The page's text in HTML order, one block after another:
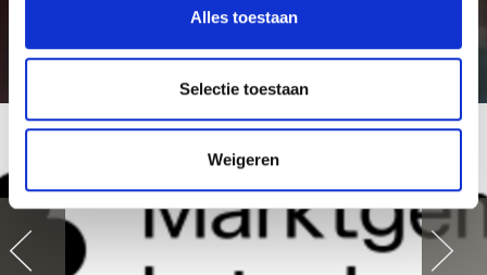
Alles toestaan
Selectie toestaan
Weigeren